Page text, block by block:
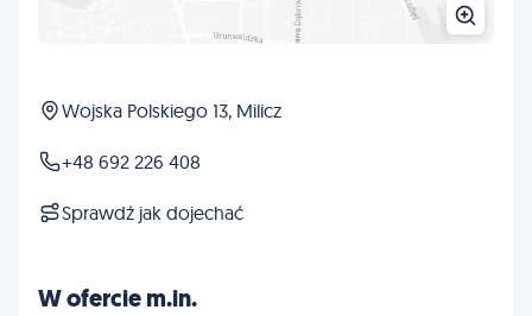
Wojska Polskiego 13, Milicz
+48 692 226 408
Sprawdź jak dojechać
W ofercie m.in.